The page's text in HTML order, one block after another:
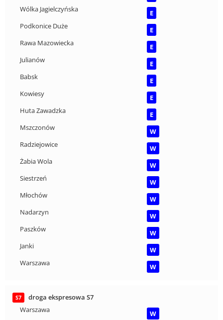
Wólka Jagielczyńska
E
Podkonice Duże
E
Rawa Mazowiecka
E
Julianów
E
Babsk
E
Kowiesy
E
Huta Zawadzka
E
Mszczonów
W
Radziejowice
W
Żabia Wola
W
Siestrzeń
W
Młochów
W
Nadarzyn
W
Paszków
W
Janki
W
Warszawa
W
S7
droga ekspresowa S7
Warszawa
W